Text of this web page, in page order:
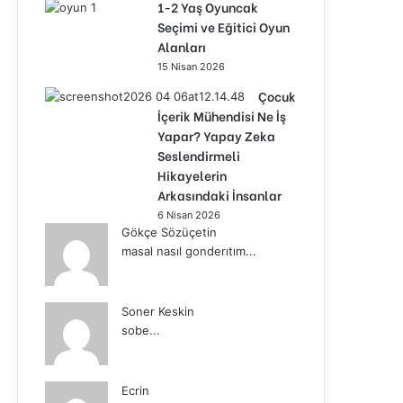
1-2 Yaş Oyuncak
Seçimi ve Eğitici Oyun
Alanları
15 Nisan 2026
Çocuk
İçerik Mühendisi Ne İş
Yapar? Yapay Zeka
Seslendirmeli
Hikayelerin
Arkasındaki İnsanlar
6 Nisan 2026
Gökçe Sözüçetin
masal nasıl gonderıtım...
Soner Keskin
sobe...
Ecrin